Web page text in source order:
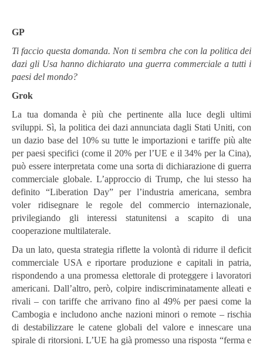
GP
Ti faccio questa domanda. Non ti sembra che con la politica dei
dazi gli Usa hanno dichiarato una guerra commerciale a tutti i
paesi del mondo?
Grok
La tua domanda è più che pertinente alla luce degli ultimi
sviluppi. Sì, la politica dei dazi annunciata dagli Stati Uniti, con
un dazio base del 10% su tutte le importazioni e tariffe più alte
per paesi specifici (come il 20% per l’UE e il 34% per la Cina),
può essere interpretata come una sorta di dichiarazione di guerra
commerciale globale. L’approccio di Trump, che lui stesso ha
definito “Liberation Day” per l’industria americana, sembra
voler ridisegnare le regole del commercio internazionale,
privilegiando gli interessi statunitensi a scapito di una
cooperazione multilaterale.
Da un lato, questa strategia riflette la volontà di ridurre il deficit
commerciale USA e riportare produzione e capitali in patria,
rispondendo a una promessa elettorale di proteggere i lavoratori
americani. Dall’altro, però, colpire indiscriminatamente alleati e
rivali – con tariffe che arrivano fino al 49% per paesi come la
Cambogia e includono anche nazioni minori o remote – rischia
di destabilizzare le catene globali del valore e innescare una
spirale di ritorsioni. L’UE ha già promesso una risposta “ferma e